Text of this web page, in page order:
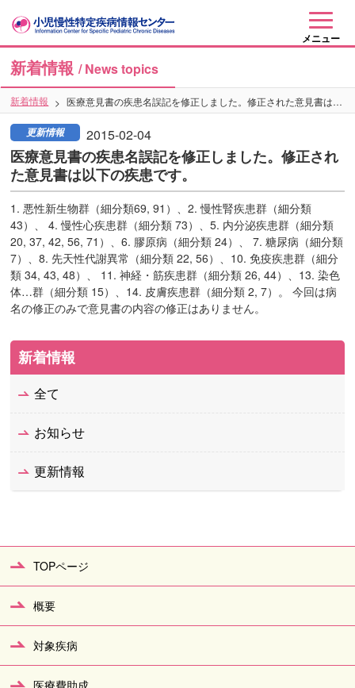
メニュー
新着情報/ News topics
新着情報 医療意見書の疾患名誤記を修正しました。修正された意見書は以下の疾患です。
更新情報 2015-02-04
医療意見書の疾患名誤記を修正しました。修正され
た意見書は以下の疾患です。
1. 悪性新生物群（細分類69, 91）、2. 慢性腎疾患群（細分類
43）、 4. 慢性心疾患群（細分類 73）、5. 内分泌疾患群（細分類
20, 37, 42, 56, 71）、6. 膠原病（細分類 24）、 7. 糖尿病（細分類
7）、8. 先天性代謝異常（細分類 22, 56）、10. 免疫疾患群（細分
類 34, 43, 48）、 11. 神経・筋疾患群（細分類 26, 44）、13. 染色
体…群（細分類 15）、14. 皮膚疾患群（細分類 2, 7）。 今回は病
名の修正のみで意見書の内容の修正はありません。
新着情報
全て
お知らせ
更新情報
TOPページ
概要
対象疾病
医療費助成